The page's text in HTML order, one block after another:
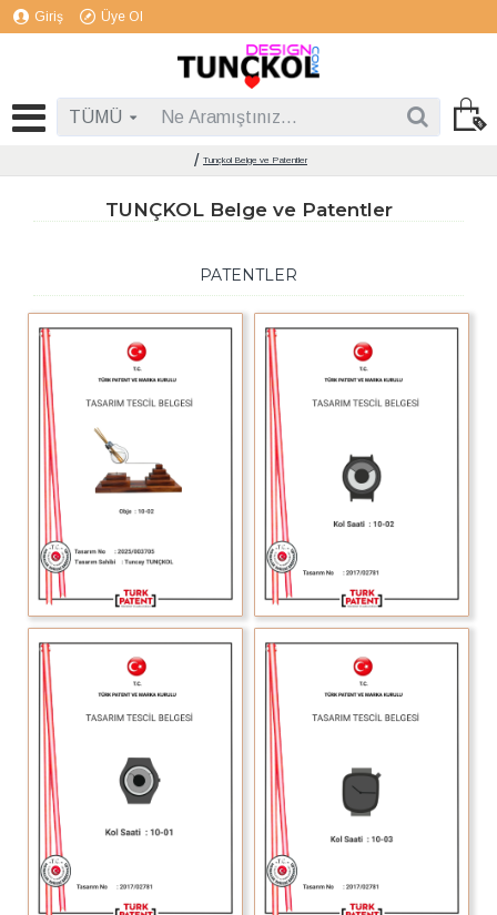
Giriş Üye Ol
TÜMÜ
Tunçkol Belge ve Patentler
TUNÇKOL Belge ve Patentler
PATENTLER